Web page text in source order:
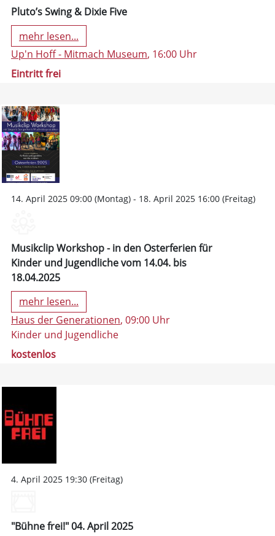
Pluto’s Swing & Dixie Five
mehr lesen...
Up'n Hoff - Mitmach Museum, 16:00 Uhr
Eintritt frei
14. April 2025 09:00 (Montag) - 18. April 2025 16:00 (Freitag)
Musikclip Workshop - in den Osterferien für
Kinder und Jugendliche vom 14.04. bis
18.04.2025
mehr lesen...
Haus der Generationen, 09:00 Uhr
Kinder und Jugendliche
kostenlos
4. April 2025 19:30 (Freitag)
"Bühne frei!" 04. April 2025